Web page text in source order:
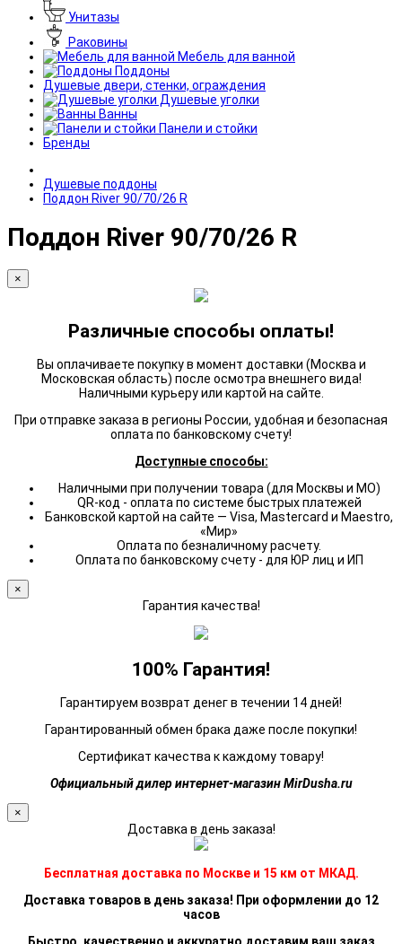
Унитазы
Раковины
Мебель для ванной
Поддоны
Душевые двери, стенки, ограждения
Душевые уголки
Ванны
Панели и стойки
Бренды
Душевые поддоны
Поддон River 90/70/26 R
Поддон River 90/70/26 R
×
Различные способы оплаты!
Вы оплачиваете покупку в момент доставки (Москва и
Московская область) после осмотра внешнего вида!
Наличными курьеру или картой на сайте.
При отправке заказа в регионы России, удобная и безопасная
оплата по банковскому счету!
Доступные способы:
Наличными при получении товара (для Москвы и МО)
QR-код - оплата по системе быстрых платежей
Банковской картой на сайте — Visa, Mastercard и Maestro,
«Мир»
Оплата по безналичному расчету.
Оплата по банковскому счету - для ЮР лиц и ИП
×
Гарантия качества!
100% Гарантия!
Гарантируем возврат денег в течении 14 дней!
Гарантированный обмен брака даже после покупки!
Сертификат качества к каждому товару!
Официальный дилер интернет-магазин MirDusha.ru
×
Доставка в день заказа!
Бесплатная доставка по Москве и 15 км от МКАД.
Доставка товаров в день заказа! При оформлении до 12
часов